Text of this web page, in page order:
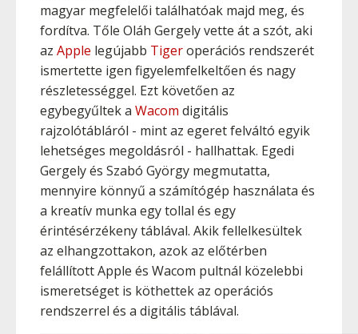
magyar megfelelői találhatóak majd meg, és
fordítva. Tőle Oláh Gergely vette át a szót, aki
az Apple legújabb Tigeroperációs rendszerét
ismertette igen figyelemfelkeltően és nagy
részletességgel. Ezt követően az
egybegyűltek a Wacom digitális
rajzolótábláról - mint az egeret felváltó egyik
lehetséges megoldásról - hallhattak. Egedi
Gergely és Szabó György megmutatta,
mennyire könnyű a számítógép használata és
a kreatív munka egy tollal és egy
érintésérzékeny táblával. Akik fellelkesültek
az elhangzottakon, azok az előtérben
felállított Apple és Wacom pultnál közelebbi
ismeretséget is köthettek az operációs
rendszerrel és a digitális táblával.